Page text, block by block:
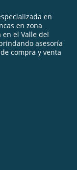
en
en zona
el Valle del
asesoría
compra y venta